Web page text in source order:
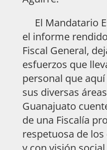
El Mandatario
el informe
Fiscal General,
esfuerzos que
personal que
sus diversas
Guanajuato
de una Fiscalía
respetuosa de